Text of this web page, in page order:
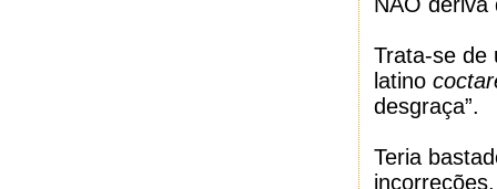
Trata-se de
latino
desgraça”.
Teria